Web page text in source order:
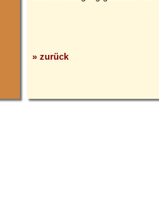
» zurück